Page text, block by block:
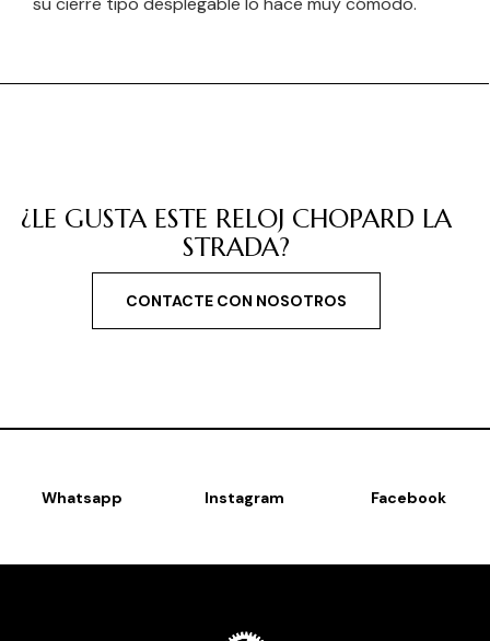
¿LE GUSTA ESTE RELOJ CHOPARD LA
STRADA?
CONTACTE CON NOSOTROS
Whatsapp Instagram Facebook